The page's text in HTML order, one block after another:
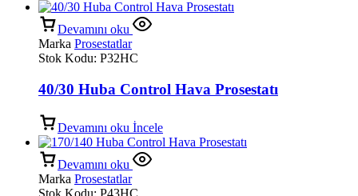
Devamını oku
Marka Prosestatlar
Stok Kodu: P32HC
40/30 Huba Control Hava Prosestatı
Devamını oku İncele
Devamını oku
Marka Prosestatlar